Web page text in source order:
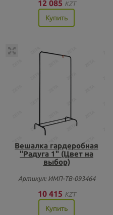
12 085 KZT
Купить
Вешалка гардеробная
"Радуга 1" (Цвет на
выбор)
Артикул: ИМП-ТВ-093464
10 415 KZT
Купить